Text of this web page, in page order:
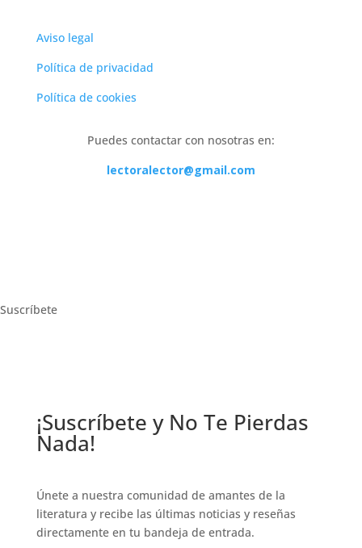
Aviso legal
Política de privacidad
Política de cookies
Puedes contactar con nosotras en:
lectoralector@gmail.com
Suscríbete
¡Suscríbete y No Te Pierdas
Nada!
Únete a nuestra comunidad de amantes de la
literatura y recibe las últimas noticias y reseñas
directamente en tu bandeja de entrada.